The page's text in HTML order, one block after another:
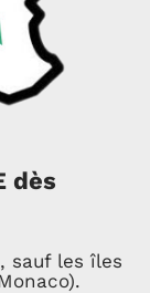
dès
sauf les îles